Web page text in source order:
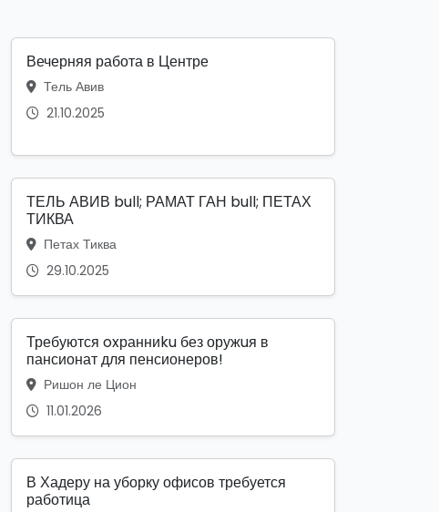
Вечерняя работа в Центре
Тель Авив
21.10.2025
ТЕЛЬ АВИВ bull; РАМАТ ГАН bull; ПЕТАХ
ТИКВА
Петах Тиква
29.10.2025
Требуются oxранниku без оружuя в
пансионат для пенсионеров!
Ришон ле Цион
11.01.2026
В Хадеру на уборку офисов требуется
работица